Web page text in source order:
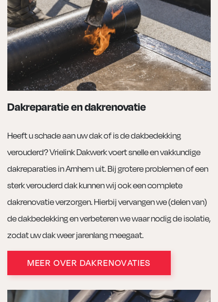
Dakreparatie en dakrenovatie
Heeft u schade aan uw dak of is de dakbedekking
verouderd? Vrielink Dakwerk voert snelle en vakkundige
dakreparaties in Arnhem uit. Bij grotere problemen of een
sterk verouderd dak kunnen wij ook een complete
dakrenovatie verzorgen. Hierbij vervangen we (delen van)
de dakbedekking en verbeteren we waar nodig de isolatie,
zodat uw dak weer jarenlang meegaat.
MEER OVER DAKRENOVATIES